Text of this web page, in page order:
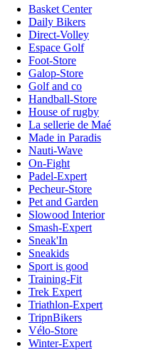
Basket Center
Daily Bikers
Direct-Volley
Espace Golf
Foot-Store
Galop-Store
Golf and co
Handball-Store
House of rugby
La sellerie de Maé
Made in Paradis
Nauti-Wave
On-Fight
Padel-Expert
Pecheur-Store
Pet and Garden
Slowood Interior
Smash-Expert
Sneak'In
Sneakids
Sport is good
Training-Fit
Trek Expert
Triathlon-Expert
TripnBikers
Vélo-Store
Winter-Expert